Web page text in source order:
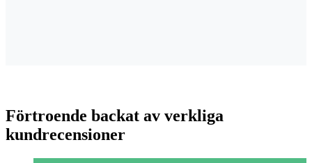
Förtroende backat av verkliga
kundrecensioner